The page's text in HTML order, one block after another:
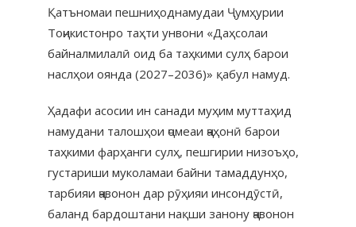
Қатъномаи пешниҳоднамудаи Ҷумҳурии
Тоҷикистонро таҳти унвони «Даҳсолаи
байналмилалӣ оид ба таҳкими сулҳ барои
наслҳои оянда (2027–2036)» қабул намуд.
Ҳадафи асосии ин санади муҳим муттаҳид
намудани талошҳои ҷомеаи ҷаҳонӣ барои
таҳкими фарҳанги сулҳ, пешгирии низоъҳо,
густариши муколамаи байни тамаддунҳо,
тарбияи ҷавонон дар рӯҳияи инсондӯстӣ,
баланд бардоштани нақши занону ҷавонон